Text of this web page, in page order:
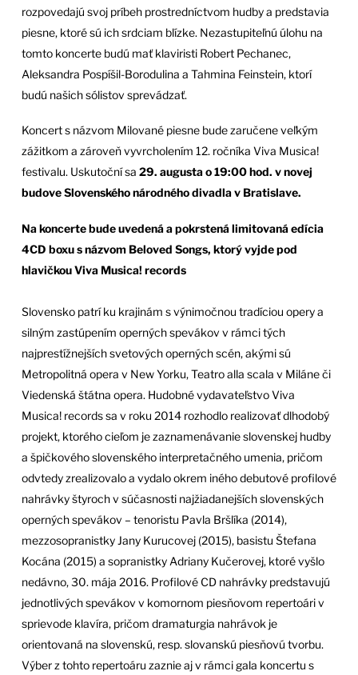
rozpovedajú svoj príbeh prostredníctvom hudby a predstavia
piesne, ktoré sú ich srdciam blízke. Nezastupiteľnú úlohu na
tomto koncerte budú mať klaviristi Robert Pechanec,
Aleksandra Pospíšil-Borodulina a Tahmina Feinstein, ktorí
budú našich sólistov sprevádzať.
Koncert s názvom Milované piesne bude zaručene veľkým
zážitkom a zároveň vyvrcholením 12. ročníka Viva Musica!
festivalu. Uskutoční sa 29. augusta o 19:00 hod. v novej
budove Slovenského národného divadla v Bratislave.
Na koncerte bude uvedená a pokrstená limitovaná edícia
4CD boxu s názvom Beloved Songs, ktorý vyjde pod
hlavičkou Viva Musica! records
Slovensko patrí ku krajinám s výnimočnou tradíciou opery a
silným zastúpením operných spevákov v rámci tých
najprestížnejších svetových operných scén, akými sú
Metropolitná opera v New Yorku, Teatro alla scala v Miláne či
Viedenská štátna opera. Hudobné vydavateľstvo Viva
Musica! records sa v roku 2014 rozhodlo realizovať dlhodobý
projekt, ktorého cieľom je zaznamenávanie slovenskej hudby
a špičkového slovenského interpretačného umenia, pričom
odvtedy zrealizovalo a vydalo okrem iného debutové profilové
nahrávky štyroch v súčasnosti najžiadanejších slovenských
operných spevákov – tenoristu Pavla Bršlíka (2014),
mezzosopranistky Jany Kurucovej (2015), basistu Štefana
Kocána (2015) a sopranistky Adriany Kučerovej, ktoré vyšlo
nedávno, 30. mája 2016. Profilové CD nahrávky predstavujú
jednotlivých spevákov v komornom piesňovom repertoári v
sprievode klavíra, pričom dramaturgia nahrávok je
orientovaná na slovenskú, resp. slovanskú piesňovú tvorbu.
Výber z tohto repertoáru zaznie aj v rámci gala koncertu s